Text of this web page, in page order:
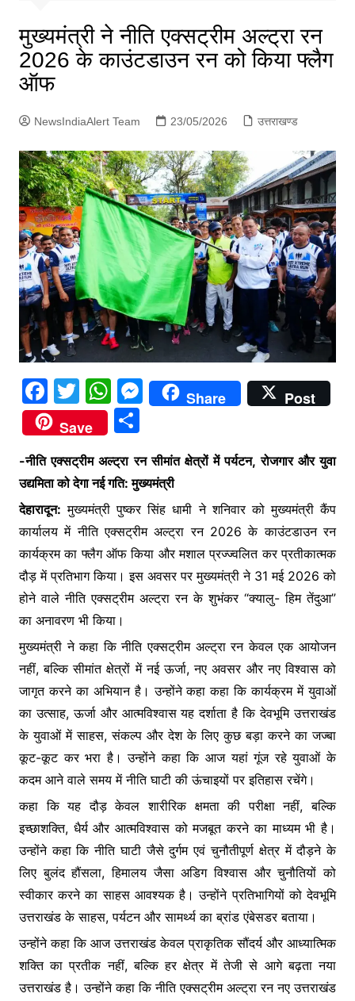
मुख्यमंत्री ने नीति एक्सट्रीम अल्ट्रा रन
2026 के काउंटडाउन रन को किया फ्लैग
ऑफ
NewsIndiaAlert Team 23/05/2026 उत्तराखण्ड
F
a
c
e
b
o
o
k
T
w
itt
er
W
h
at
s
A
p
p
M
e
s
e
n
g
er
Share
Post
Save
S
ar
e
-नीति एक्सट्रीम अल्ट्रा रन सीमांत क्षेत्रों में पर्यटन, रोजगार और युवा
उद्यमिता को देगा नई गति: मुख्यमंत्री
देहारादून: मुख्यमंत्री पुष्कर सिंह धामी ने शनिवार को मुख्यमंत्री कैंप
कार्यालय में नीति एक्सट्रीम अल्ट्रा रन 2026 के काउंटडाउन रन
कार्यक्रम का फ्लैग ऑफ किया और मशाल प्रज्ज्वलित कर प्रतीकात्मक
दौड़ में प्रतिभाग किया। इस अवसर पर मुख्यमंत्री ने 31 मई 2026 को
होने वाले नीति एक्सट्रीम अल्ट्रा रन के शुभंकर “क्यालु- हिम तेंदुआ”
का अनावरण भी किया।
मुख्यमंत्री ने कहा कि नीति एक्सट्रीम अल्ट्रा रन केवल एक आयोजन
नहीं, बल्कि सीमांत क्षेत्रों में नई ऊर्जा, नए अवसर और नए विश्वास को
जागृत करने का अभियान है। उन्होंने कहा कहा कि कार्यक्रम में युवाओं
का उत्साह, ऊर्जा और आत्मविश्वास यह दर्शाता है कि देवभूमि उत्तराखंड
के युवाओं में साहस, संकल्प और देश के लिए कुछ बड़ा करने का जज्बा
कूट-कूट कर भरा है। उन्होंने कहा कि आज यहां गूंज रहे युवाओं के
कदम आने वाले समय में नीति घाटी की ऊंचाइयों पर इतिहास रचेंगे।
कहा कि यह दौड़ केवल शारीरिक क्षमता की परीक्षा नहीं, बल्कि
इच्छाशक्ति, धैर्य और आत्मविश्वास को मजबूत करने का माध्यम भी है।
उन्होंने कहा कि नीति घाटी जैसे दुर्गम एवं चुनौतीपूर्ण क्षेत्र में दौड़ने के
लिए बुलंद हौंसला, हिमालय जैसा अडिग विश्वास और चुनौतियों को
स्वीकार करने का साहस आवश्यक है। उन्होंने प्रतिभागियों को देवभूमि
उत्तराखंड के साहस, पर्यटन और सामर्थ्य का ब्रांड एंबेसडर बताया।
उन्होंने कहा कि आज उत्तराखंड केवल प्राकृतिक सौंदर्य और आध्यात्मिक
शक्ति का प्रतीक नहीं, बल्कि हर क्षेत्र में तेजी से आगे बढ़ता नया
उत्तराखंड है। उन्होंने कहा कि नीति एक्सट्रीम अल्ट्रा रन नए उत्तराखंड
r